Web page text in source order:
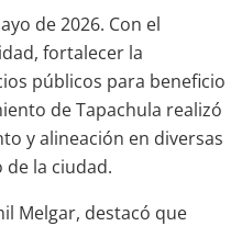
de 2026. Con el
fortalecer la
públicos para beneficio
de Tapachula realizó
y alineación en diversas
la ciudad.
Melgar, destacó que